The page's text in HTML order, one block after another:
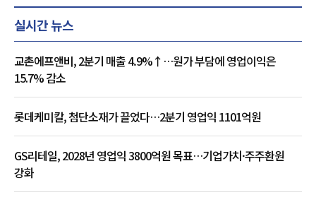
실시간 뉴스
교촌에프앤비, 2분기 매출 4.9%↑…원가 부담에 영업이익은
15.7% 감소
롯데케미칼, 첨단소재가 끌었다…2분기 영업익 1101억원
GS리테일, 2028년 영업익 3800억원 목표…기업가치·주주환원
강화